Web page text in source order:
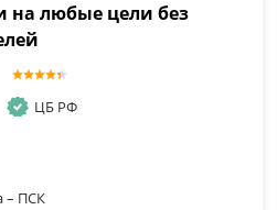
любые цели без
ЦБ РФ
– ПСК